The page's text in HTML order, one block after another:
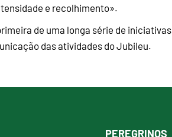
e recolhimento».
de uma longa série de iniciativas
das atividades do Jubileu.
PEREGRINOS